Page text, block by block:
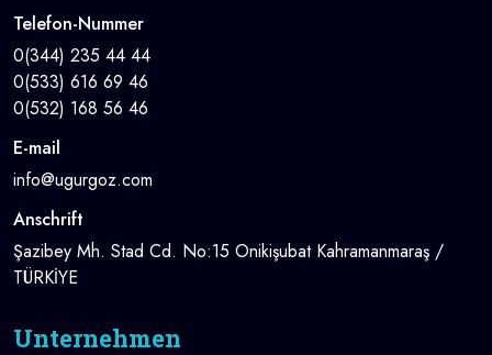
Telefon-Nummer
0(344) 235 44 44
0(533) 616 69 46
0(532) 168 56 46
E-mail
info@ugurgoz.com
Anschrift
Şazibey Mh. Stad Cd. No:15 Onikişubat Kahramanmaraş /
TÜRKİYE
Unternehmen